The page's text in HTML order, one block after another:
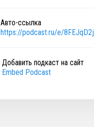
Авто-ссылка
https://podcast.ru/e/
Добавить подкаст на сайт
Embed Podcast